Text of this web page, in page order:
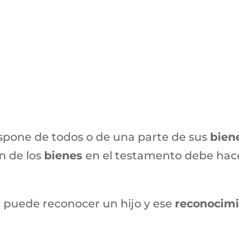
de todos o de una parte de sus
de los bienes en el testamento debe
reconocer un hijo y ese